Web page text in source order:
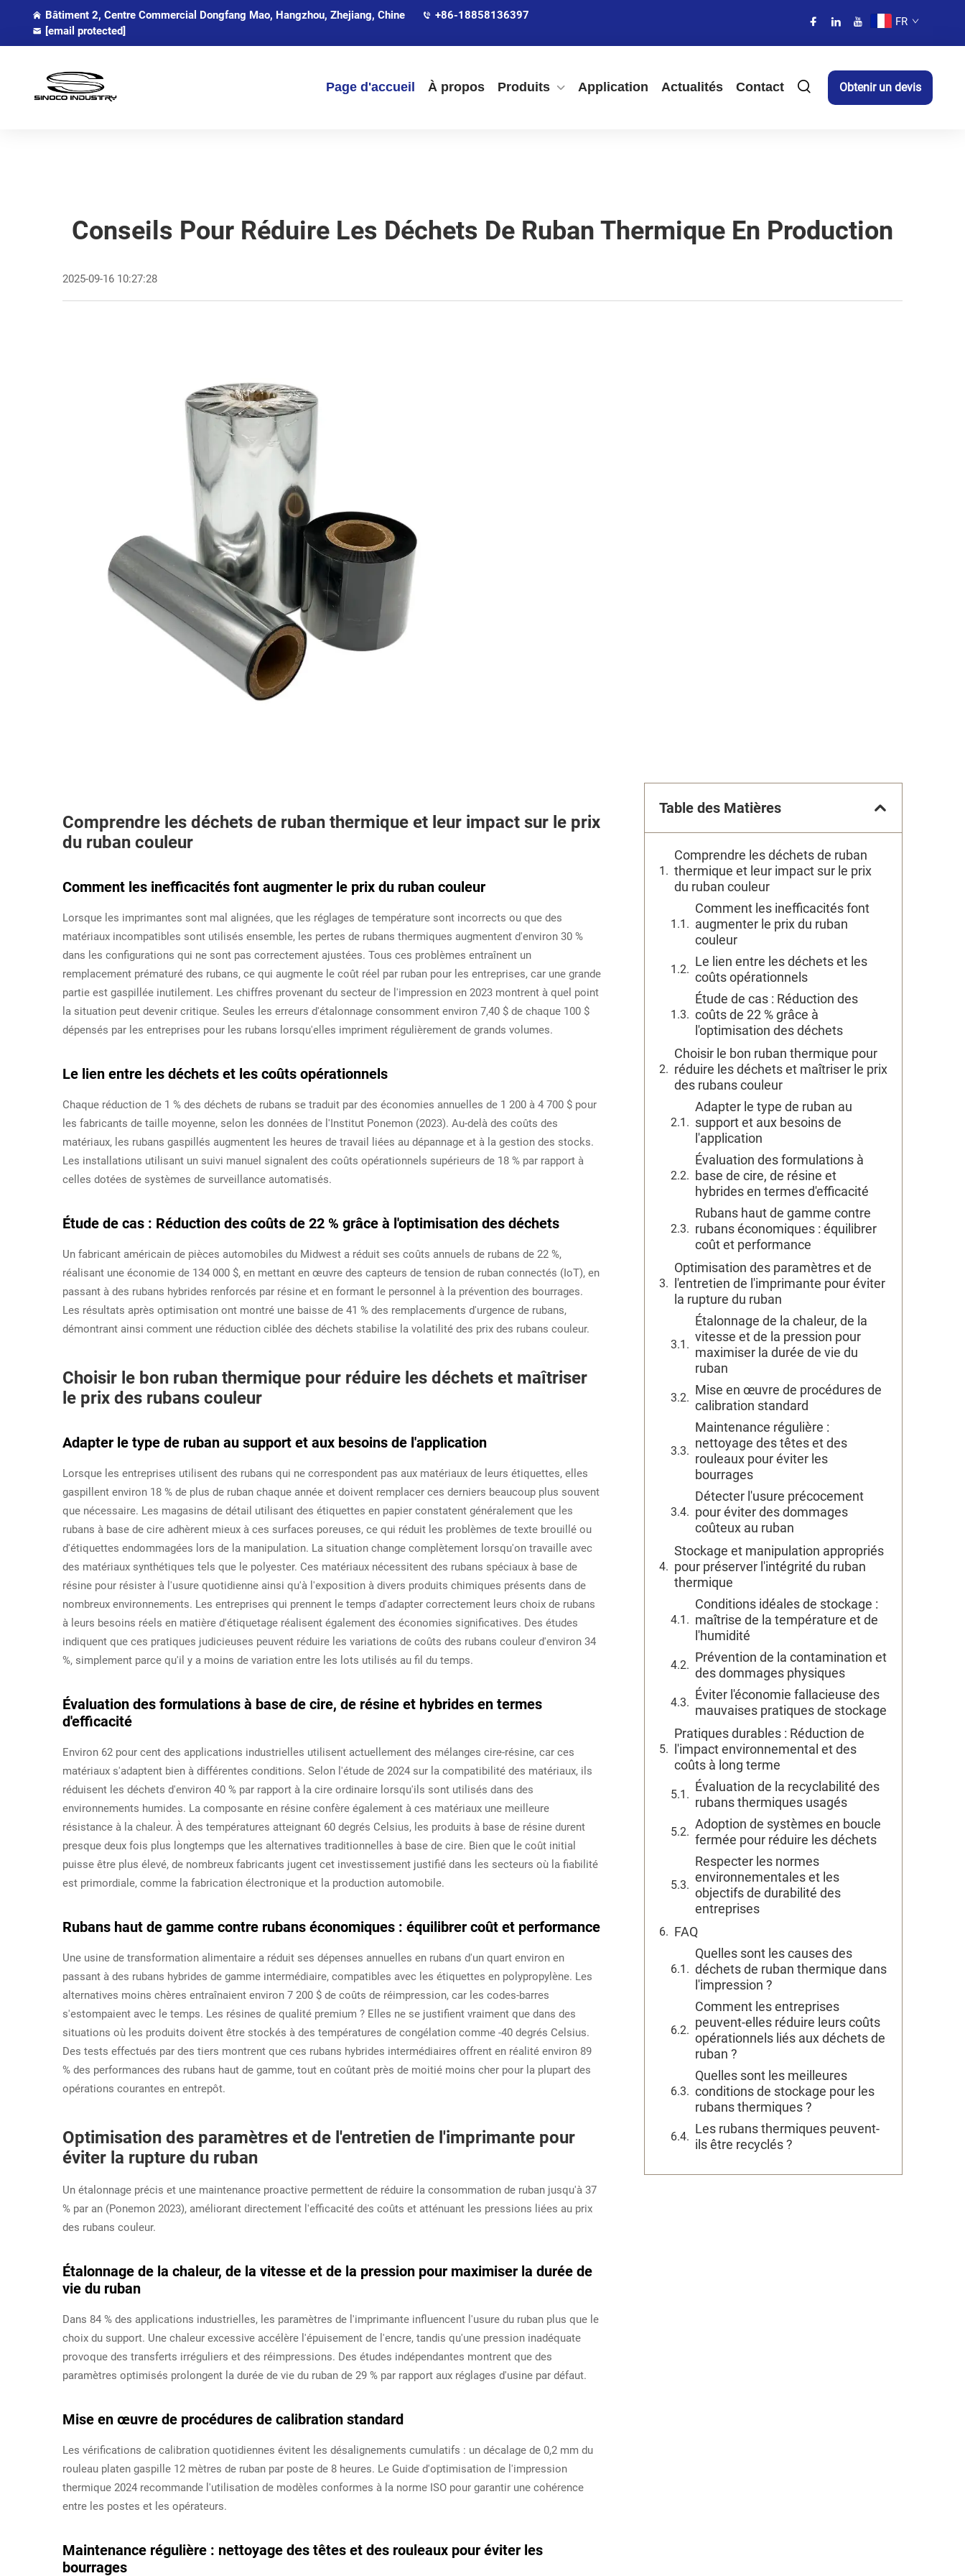
Bâtiment 2, Centre Commercial Dongfang Mao, Hangzhou, Zhejiang, Chine
+86-18858136397
[email protected]
FR
Page d'accueil À propos Produits Application Actualités Contact Obtenir un devis
Conseils Pour Réduire Les Déchets De Ruban Thermique En Production
2025-09-16 10:27:28
Comprendre les déchets de ruban thermique et leur impact sur le prix
du ruban couleur
Comment les inefficacités font augmenter le prix du ruban couleur
Lorsque les imprimantes sont mal alignées, que les réglages de température sont incorrects ou que des
matériaux incompatibles sont utilisés ensemble, les pertes de rubans thermiques augmentent d'environ 30 %
dans les configurations qui ne sont pas correctement ajustées. Tous ces problèmes entraînent un
remplacement prématuré des rubans, ce qui augmente le coût réel par ruban pour les entreprises, car une grande
partie est gaspillée inutilement. Les chiffres provenant du secteur de l'impression en 2023 montrent à quel point
la situation peut devenir critique. Seules les erreurs d'étalonnage consomment environ 7,40 $ de chaque 100 $
dépensés par les entreprises pour les rubans lorsqu'elles impriment régulièrement de grands volumes.
Le lien entre les déchets et les coûts opérationnels
Chaque réduction de 1 % des déchets de rubans se traduit par des économies annuelles de 1 200 à 4 700 $ pour
les fabricants de taille moyenne, selon les données de l'Institut Ponemon (2023). Au-delà des coûts des
matériaux, les rubans gaspillés augmentent les heures de travail liées au dépannage et à la gestion des stocks.
Les installations utilisant un suivi manuel signalent des coûts opérationnels supérieurs de 18 % par rapport à
celles dotées de systèmes de surveillance automatisés.
Étude de cas : Réduction des coûts de 22 % grâce à l'optimisation des déchets
Un fabricant américain de pièces automobiles du Midwest a réduit ses coûts annuels de rubans de 22 %,
réalisant une économie de 134 000 $, en mettant en œuvre des capteurs de tension de ruban connectés (IoT), en
passant à des rubans hybrides renforcés par résine et en formant le personnel à la prévention des bourrages.
Les résultats après optimisation ont montré une baisse de 41 % des remplacements d'urgence de rubans,
démontrant ainsi comment une réduction ciblée des déchets stabilise la volatilité des prix des rubans couleur.
Choisir le bon ruban thermique pour réduire les déchets et maîtriser
le prix des rubans couleur
Adapter le type de ruban au support et aux besoins de l'application
Lorsque les entreprises utilisent des rubans qui ne correspondent pas aux matériaux de leurs étiquettes, elles
gaspillent environ 18 % de plus de ruban chaque année et doivent remplacer ces derniers beaucoup plus souvent
que nécessaire. Les magasins de détail utilisant des étiquettes en papier constatent généralement que les
rubans à base de cire adhèrent mieux à ces surfaces poreuses, ce qui réduit les problèmes de texte brouillé ou
d'étiquettes endommagées lors de la manipulation. La situation change complètement lorsqu'on travaille avec
des matériaux synthétiques tels que le polyester. Ces matériaux nécessitent des rubans spéciaux à base de
résine pour résister à l'usure quotidienne ainsi qu'à l'exposition à divers produits chimiques présents dans de
nombreux environnements. Les entreprises qui prennent le temps d'adapter correctement leurs choix de rubans
à leurs besoins réels en matière d'étiquetage réalisent également des économies significatives. Des études
indiquent que ces pratiques judicieuses peuvent réduire les variations de coûts des rubans couleur d'environ 34
%, simplement parce qu'il y a moins de variation entre les lots utilisés au fil du temps.
Évaluation des formulations à base de cire, de résine et hybrides en termes
d'efficacité
Environ 62 pour cent des applications industrielles utilisent actuellement des mélanges cire-résine, car ces
matériaux s'adaptent bien à différentes conditions. Selon l'étude de 2024 sur la compatibilité des matériaux, ils
réduisent les déchets d'environ 40 % par rapport à la cire ordinaire lorsqu'ils sont utilisés dans des
environnements humides. La composante en résine confère également à ces matériaux une meilleure
résistance à la chaleur. À des températures atteignant 60 degrés Celsius, les produits à base de résine durent
presque deux fois plus longtemps que les alternatives traditionnelles à base de cire. Bien que le coût initial
puisse être plus élevé, de nombreux fabricants jugent cet investissement justifié dans les secteurs où la fiabilité
est primordiale, comme la fabrication électronique et la production automobile.
Rubans haut de gamme contre rubans économiques : équilibrer coût et performance
Une usine de transformation alimentaire a réduit ses dépenses annuelles en rubans d'un quart environ en
passant à des rubans hybrides de gamme intermédiaire, compatibles avec les étiquettes en polypropylène. Les
alternatives moins chères entraînaient environ 7 200 $ de coûts de réimpression, car les codes-barres
s'estompaient avec le temps. Les résines de qualité premium ? Elles ne se justifient vraiment que dans des
situations où les produits doivent être stockés à des températures de congélation comme -40 degrés Celsius.
Des tests effectués par des tiers montrent que ces rubans hybrides intermédiaires offrent en réalité environ 89
% des performances des rubans haut de gamme, tout en coûtant près de moitié moins cher pour la plupart des
opérations courantes en entrepôt.
Optimisation des paramètres et de l'entretien de l'imprimante pour
éviter la rupture du ruban
Un étalonnage précis et une maintenance proactive permettent de réduire la consommation de ruban jusqu'à 37
% par an (Ponemon 2023), améliorant directement l'efficacité des coûts et atténuant les pressions liées au prix
des rubans couleur.
Étalonnage de la chaleur, de la vitesse et de la pression pour maximiser la durée de
vie du ruban
Dans 84 % des applications industrielles, les paramètres de l'imprimante influencent l'usure du ruban plus que le
choix du support. Une chaleur excessive accélère l'épuisement de l'encre, tandis qu'une pression inadéquate
provoque des transferts irréguliers et des réimpressions. Des études indépendantes montrent que des
paramètres optimisés prolongent la durée de vie du ruban de 29 % par rapport aux réglages d'usine par défaut.
Mise en œuvre de procédures de calibration standard
Les vérifications de calibration quotidiennes évitent les désalignements cumulatifs : un décalage de 0,2 mm du
rouleau platen gaspille 12 mètres de ruban par poste de 8 heures. Le Guide d'optimisation de l'impression
thermique 2024 recommande l'utilisation de modèles conformes à la norme ISO pour garantir une cohérence
entre les postes et les opérateurs.
Maintenance régulière : nettoyage des têtes et des rouleaux pour éviter les
bourrages
Table des Matières
Comprendre les déchets de ruban
thermique et leur impact sur le prix
du ruban couleur
Comment les inefficacités font
augmenter le prix du ruban
couleur
Le lien entre les déchets et les
coûts opérationnels
Étude de cas : Réduction des
coûts de 22 % grâce à
l'optimisation des déchets
Choisir le bon ruban thermique pour
réduire les déchets et maîtriser le prix
des rubans couleur
Adapter le type de ruban au
support et aux besoins de
l'application
Évaluation des formulations à
base de cire, de résine et
hybrides en termes d'efficacité
Rubans haut de gamme contre
rubans économiques : équilibrer
coût et performance
Optimisation des paramètres et de
l'entretien de l'imprimante pour éviter
la rupture du ruban
Étalonnage de la chaleur, de la
vitesse et de la pression pour
maximiser la durée de vie du
ruban
Mise en œuvre de procédures de
calibration standard
Maintenance régulière :
nettoyage des têtes et des
rouleaux pour éviter les
bourrages
Détecter l'usure précocement
pour éviter des dommages
coûteux au ruban
Stockage et manipulation appropriés
pour préserver l'intégrité du ruban
thermique
Conditions idéales de stockage :
maîtrise de la température et de
l'humidité
Prévention de la contamination et
des dommages physiques
Éviter l'économie fallacieuse des
mauvaises pratiques de stockage
Pratiques durables : Réduction de
l'impact environnemental et des
coûts à long terme
Évaluation de la recyclabilité des
rubans thermiques usagés
Adoption de systèmes en boucle
fermée pour réduire les déchets
Respecter les normes
environnementales et les
objectifs de durabilité des
entreprises
FAQ
Quelles sont les causes des
déchets de ruban thermique dans
l'impression ?
Comment les entreprises
peuvent-elles réduire leurs coûts
opérationnels liés aux déchets de
ruban ?
Quelles sont les meilleures
conditions de stockage pour les
rubans thermiques ?
Les rubans thermiques peuvent-
ils être recyclés ?